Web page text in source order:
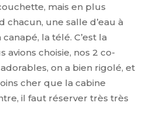
mais en plus
chacun, une salle d’eau à
la télé. C’est la
avions choisie, nos 2 co-
on a bien rigolé, et
cher que la cabine
il faut réserver très très